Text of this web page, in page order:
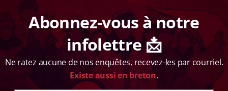
la mine d’andalousite de Glomel (22), l'État somme Imerys
de revoir son système de gestion des eaux. Les
associations jugent la décision insuffisante.
30 juin 2026
ARTICLE
Abonnez-vous à notre
infolettre 📩
Ne ratez aucune de nos enquêtes, recevez-les par courriel.
Existe aussi en breton.